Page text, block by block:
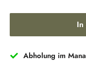
In
Abholung im